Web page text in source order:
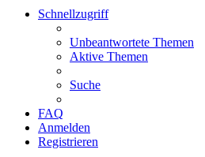
Schnellzugriff
Unbeantwortete Themen
Aktive Themen
Suche
FAQ
Anmelden
Registrieren